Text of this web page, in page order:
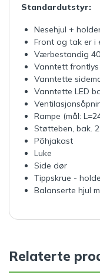
Standardutstyr:
Nesehjul +
Front og tak er i
Værbestandig
Vanntett frontlys
Vanntette
Vanntette LED
Rampe (mål:
Støtteben, bak. 2
Põhjakast
Luke
Side dør
Tippskrue -
Balanserte hjul
Relaterte